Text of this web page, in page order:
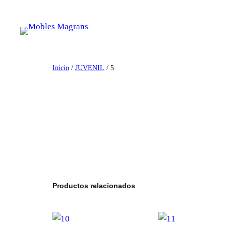
contenido
Inicio / JUVENIL / 5
Productos relacionados